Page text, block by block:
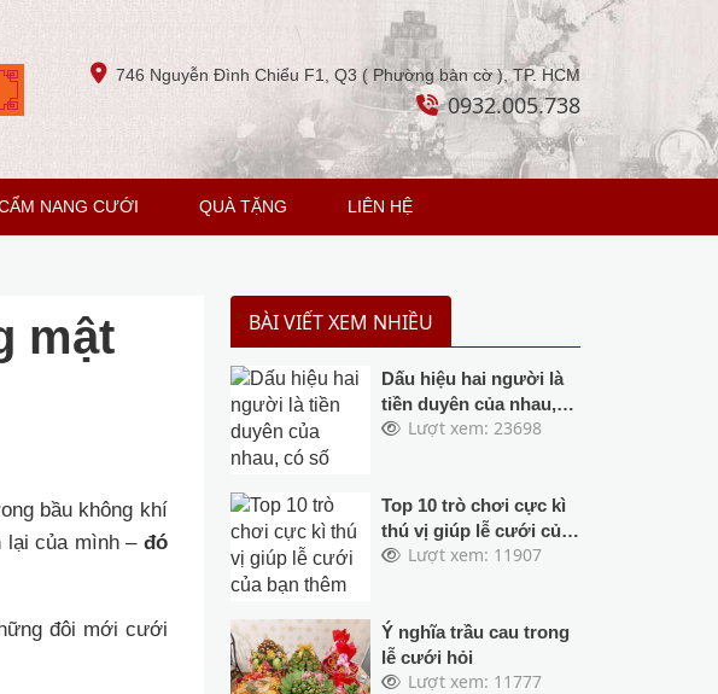
746 Nguyễn Đình Chiểu F1, Q3 ( Phường bàn cờ ), TP. HCM
0932.005.738
NANG CƯỚI QUÀ TẶNG LIÊN HỆ
mật
bầu không khí
lại của mình –đó
đôi mới cưới
BÀI VIẾT XEM NHIỀU
Dấu hiệu hai người là
tiền duyên của nhau,
có số thành vợ chồng,
Lượt xem: 23698
Top 10 trò chơi cực kì
thú vị giúp lễ cưới của
bạn thêm phần sinh
Lượt xem: 11907
Ý nghĩa trầu cau trong
lễ cưới hỏi
Lượt xem: 11777